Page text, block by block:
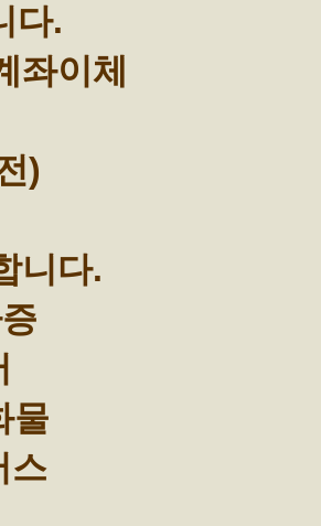
다.
좌이체
)
니다.
물
스